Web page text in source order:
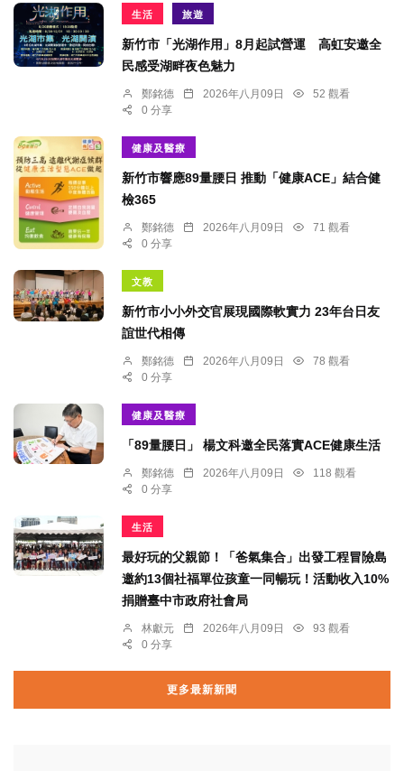
生活 旅遊
新竹市「光湖作用」8月起試營運 高虹安邀全
民感受湖畔夜色魅力
鄭銘德 2026年八月09日
52 觀看
0 分享
健康及醫療
新竹市響應89量腰日 推動「健康ACE」結合健
檢365
鄭銘德 2026年八月09日
71 觀看
0 分享
文教
新竹市小小外交官展現國際軟實力 23年台日友
誼世代相傳
鄭銘德 2026年八月09日
78 觀看
0 分享
健康及醫療
「89量腰日」 楊文科邀全民落實ACE健康生活
鄭銘德 2026年八月09日
118 觀看
0 分享
生活
最好玩的父親節！「爸氣集合」出發工程冒險島
邀約13個社福單位孩童一同暢玩！活動收入10%
捐贈臺中市政府社會局
林獻元 2026年八月09日
93 觀看
0 分享
更多最新新聞